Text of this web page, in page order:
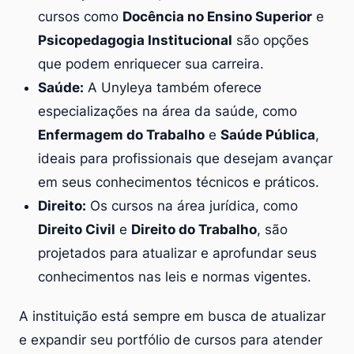
cursos como Docência no Ensino Superior e
Psicopedagogia Institucional são opções
que podem enriquecer sua carreira.
Saúde: A Unyleya também oferece
especializações na área da saúde, como
Enfermagem do Trabalho e Saúde Pública,
ideais para profissionais que desejam avançar
em seus conhecimentos técnicos e práticos.
Direito: Os cursos na área jurídica, como
Direito Civil e Direito do Trabalho, são
projetados para atualizar e aprofundar seus
conhecimentos nas leis e normas vigentes.
A instituição está sempre em busca de atualizar
e expandir seu portfólio de cursos para atender